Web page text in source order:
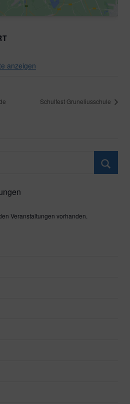
anzeigen
Schulfest Gruneliusschule
Veranstaltungen vorhanden.